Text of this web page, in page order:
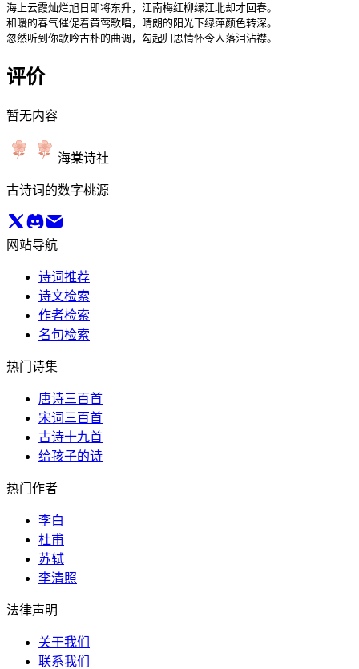
海上云霞灿烂旭日即将东升，江南梅红柳绿江北却才回春。
和暖的春气催促着黄莺歌唱，晴朗的阳光下绿萍颜色转深。
忽然听到你歌吟古朴的曲调，勾起归思情怀令人落泪沾襟。
评价
暂无内容
海棠诗社
古诗词的数字桃源
网站导航
诗词推荐
诗文检索
作者检索
名句检索
热门诗集
唐诗三百首
宋词三百首
古诗十九首
给孩子的诗
热门作者
李白
杜甫
苏轼
李清照
法律声明
关于我们
联系我们